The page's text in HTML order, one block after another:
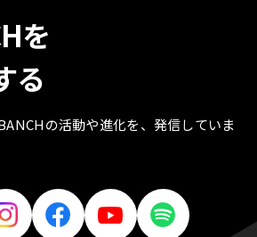
を
る
の活動や進化を、発信していま